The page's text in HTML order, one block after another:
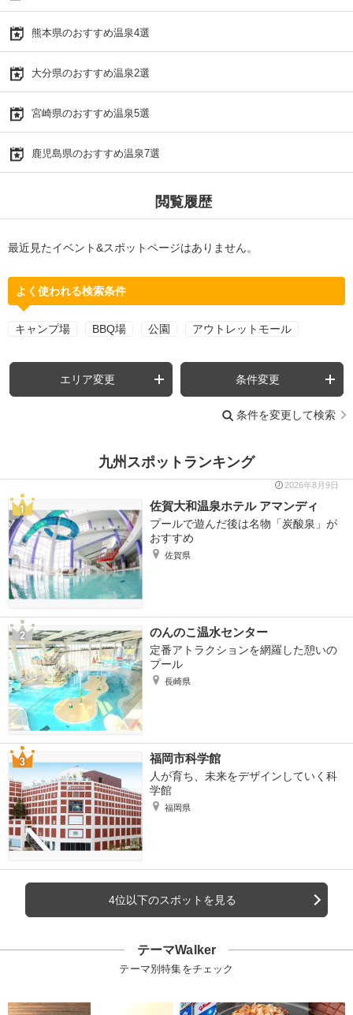
熊本県のおすすめ温泉4選
大分県のおすすめ温泉2選
宮崎県のおすすめ温泉5選
鹿児島県のおすすめ温泉7選
閲覧履歴
最近見たイベント&スポットページはありません。
よく使われる検索条件
キャンプ場 BBQ場 公園 アウトレットモール
エリア変更 条件変更
条件を変更して検索
九州スポットランキング
2026年8月9日
佐賀大和温泉ホテル アマンディ
プールで遊んだ後は名物「炭酸泉」が
おすすめ
佐賀県
のんのこ温水センター
定番アトラクションを網羅した憩いの
プール
長崎県
福岡市科学館
人が育ち、未来をデザインしていく科
学館
福岡県
4位以下のスポットを見る
テーマWalker
テーマ別特集をチェック